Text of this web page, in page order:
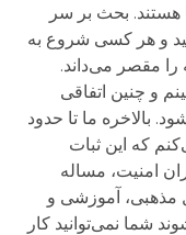
هستند. بحث بر سر
و هر کسی شروع به
را مقصر می‌داند.
و چنین اتفاقی
بالاخره ما تا حدود
که این ثبات
امنیت، مساله
مذهبی، آموزشی و
شما نمی‌توانید کار